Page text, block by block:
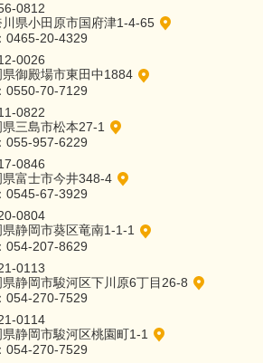
0812
川県小田原市国府津1-4-65
0465-20-4329
0026
県御殿場市東田中1884
0550-70-7129
0822
三島市松本27-1
055-957-6229
0846
県富士市今井348-4
0545-67-3929
0804
県静岡市葵区竜南1-1-1
054-207-8629
0113
県静岡市駿河区下川原6丁目26-8
054-270-7529
0114
静岡市駿河区桃園町1-1
054-270-7529